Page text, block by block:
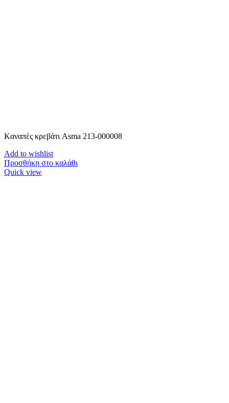
Kαναπές κρεβάτι Asma 213-000008
Add to wishlist
Προσθήκη στο καλάθι
Quick view